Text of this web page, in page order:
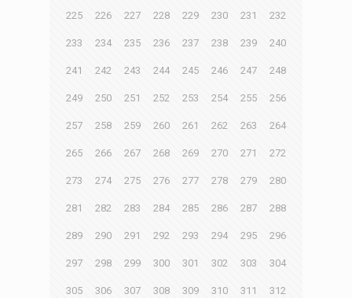
225 226 227 228 229 230 231 232
233 234 235 236 237 238 239 240
241 242 243 244 245 246 247 248
249 250 251 252 253 254 255 256
257 258 259 260 261 262 263 264
265 266 267 268 269 270 271 272
273 274 275 276 277 278 279 280
281 282 283 284 285 286 287 288
289 290 291 292 293 294 295 296
297 298 299 300 301 302 303 304
305 306 307 308 309 310 311 312